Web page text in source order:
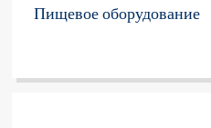
Пищевое оборудование